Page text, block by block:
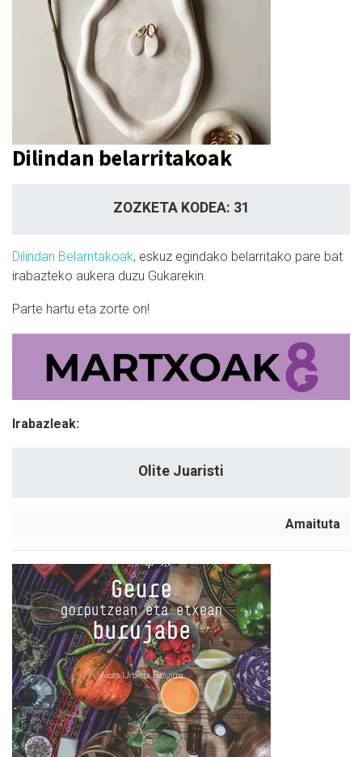
Dilindan belarritakoak
ZOZKETA KODEA: 31
Dilindan Belarritakoak, eskuz egindako belarritako pare bat
irabazteko aukera duzu Gukarekin.
Parte hartu eta zorte on!
Irabazleak:
Olite Juaristi
Amaituta